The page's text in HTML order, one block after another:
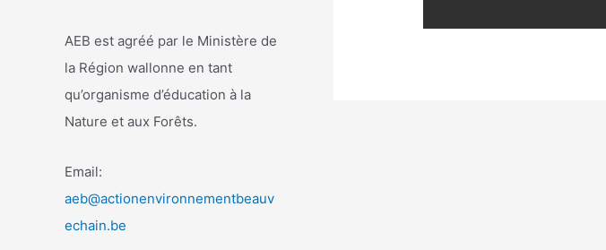
AEB est agréé par le Ministère de
la Région wallonne en tant
qu’organisme d’éducation à la
Nature et aux Forêts.
Email:
aeb@actionenvironnementbeauv
echain.be